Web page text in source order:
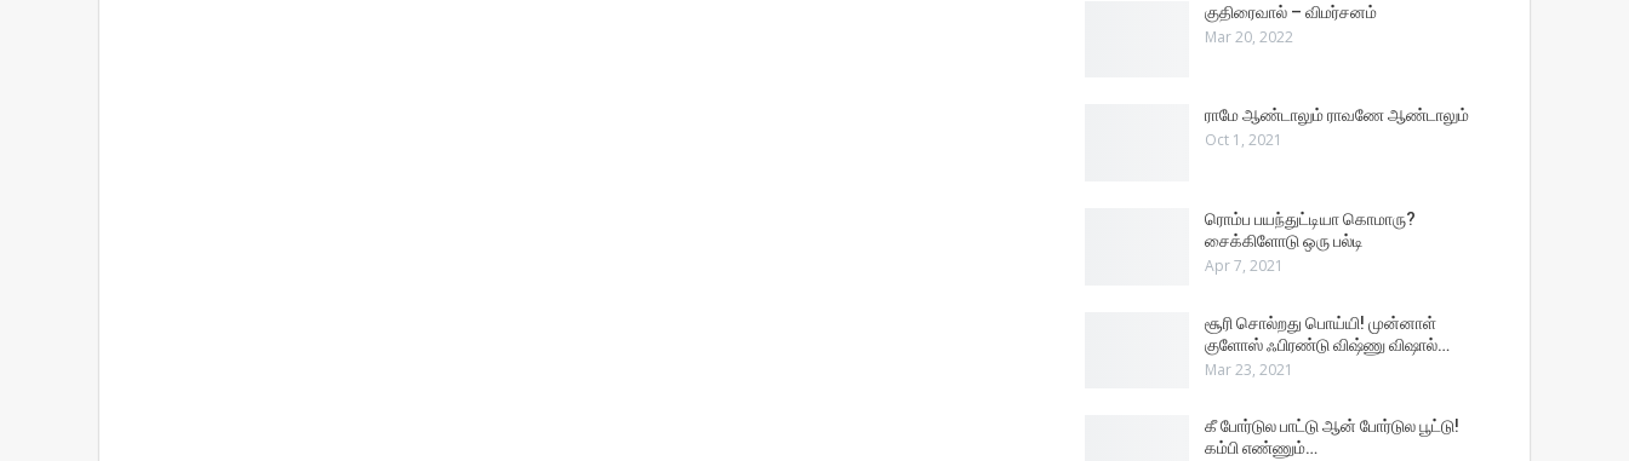
குதிரைவால் – விமர்சனம்
Mar 20, 2022
ராமே ஆண்டாலும் ராவணே ஆண்டாலும்
Oct 1, 2021
ரொம்ப பயந்துட்டியா கொமாரு?
சைக்கிளோடு ஒரு பல்டி
Apr 7, 2021
சூரி சொல்றது பொய்யி! முன்னாள்
குளோஸ் ஃபிரண்டு விஷ்ணு விஷால்…
Mar 23, 2021
கீ போர்டுல பாட்டு ஆன் போர்டுல பூட்டு!
கம்பி எண்ணும்…